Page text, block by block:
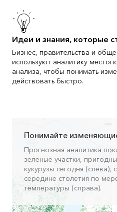
Идеи и знания, которые
Бизнес, правительства и
используют аналитику
анализа, чтобы понимать
действовать быстро.
Понимайте
Прогнозная аналитика
зеленые участки,
кукурузы сегодня
середине столетия по
температуры (справа).